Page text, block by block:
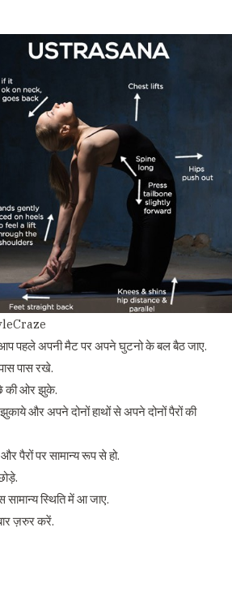
पहले अपनी मैट पर अपने घुटनो के बल बैठ जाए.
पास रखे.
की ओर झुके.
और अपने दोनों हाथों से अपने दोनों पैरों की
पैरों पर सामान्य रूप से हो.
सामान्य स्थिति में आ जाए.
ज़रुर करें.